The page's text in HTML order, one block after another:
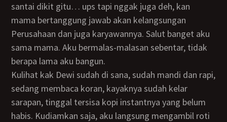
santai dikit gitu… ups tapi nggak juga deh, kan
mama bertanggung jawab akan kelangsungan
Perusahaan dan juga karyawannya. Salut banget aku
sama mama. Aku bermalas-malasan sebentar, tidak
berapa lama aku bangun.
Kulihat kak Dewi sudah di sana, sudah mandi dan rapi,
sedang membaca koran, kayaknya sudah kelar
sarapan, tinggal tersisa kopi instantnya yang belum
habis. Kudiamkan saja, aku langsung mengambil roti